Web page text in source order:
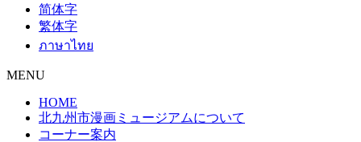
简体字
繁体字
ภาษาไทย
MENU
HOME
北九州市漫画ミュージアムについて
コーナー案内